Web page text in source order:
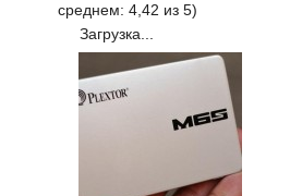
среднем: 4,42 из 5)
Загрузка...